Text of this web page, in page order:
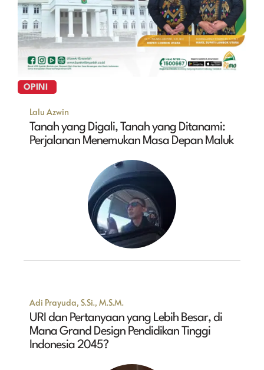
OPINI
Lalu Azwin
Tanah yang Digali, Tanah yang Ditanami:
Perjalanan Menemukan Masa Depan Maluk
Adi Prayuda, S.Si., M.S.M.
URI dan Pertanyaan yang Lebih Besar, di
Mana Grand Design Pendidikan Tinggi
Indonesia 2045?